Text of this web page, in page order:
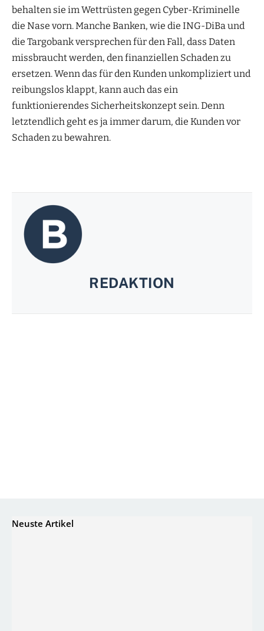
behalten sie im Wettrüsten gegen Cyber-Kriminelle
die Nase vorn. Manche Banken, wie die ING-DiBa und
die Targobank versprechen für den Fall, dass Daten
missbraucht werden, den finanziellen Schaden zu
ersetzen. Wenn das für den Kunden unkompliziert und
reibungslos klappt, kann auch das ein
funktionierendes Sicherheitskonzept sein. Denn
letztendlich geht es ja immer darum, die Kunden vor
Schaden zu bewahren.
REDAKTION
Neuste Artikel